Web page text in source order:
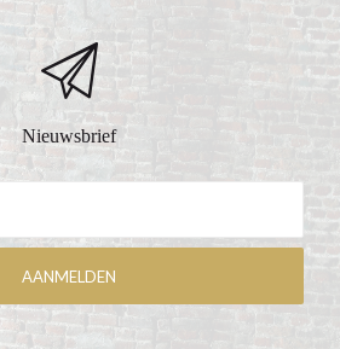
Nieuwsbrief